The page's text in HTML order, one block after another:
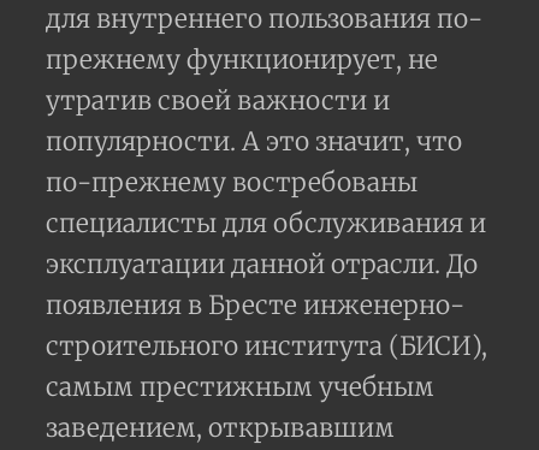
для внутреннего пользования по-
прежнему функционирует, не
утратив своей важности и
популярности. А это значит, что
по-прежнему востребованы
специалисты для обслуживания и
эксплуатации данной отрасли. До
появления в Бресте инженерно-
строительного института (БИСИ),
самым престижным учебным
заведением, открывавшим